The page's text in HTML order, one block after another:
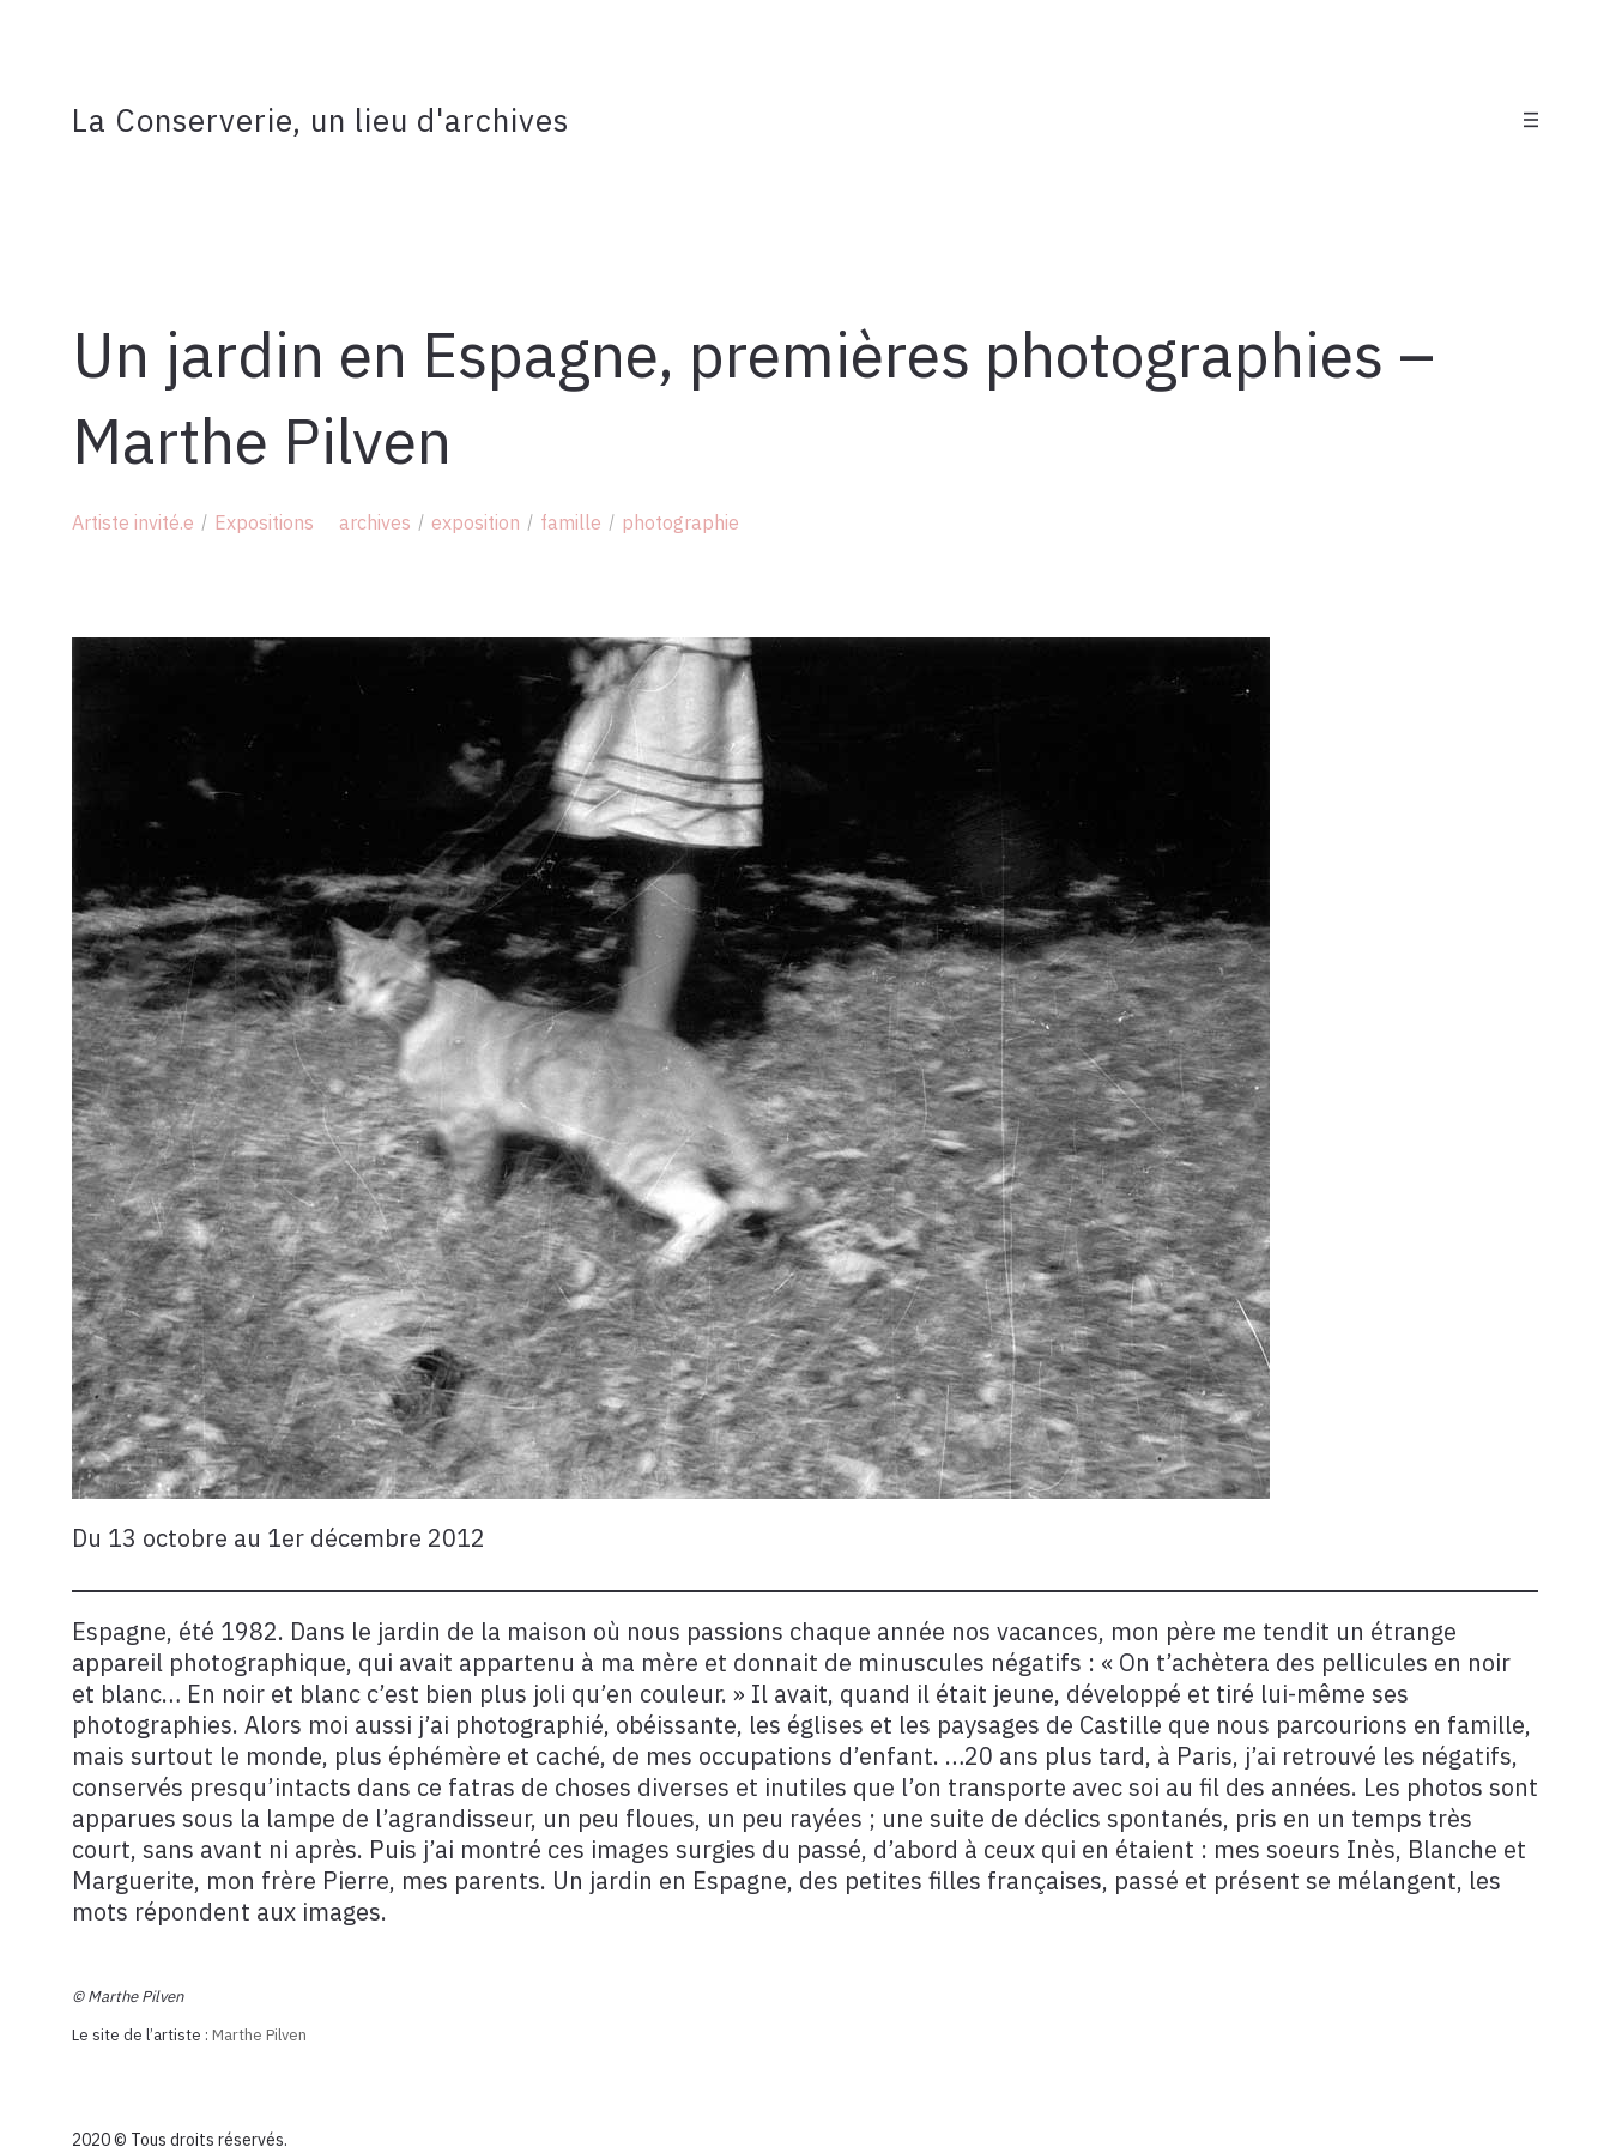
La Conserverie, un lieu d'archives
Un jardin en Espagne, premières photographies –
Marthe Pilven
Artiste invité.e Expositions archives exposition famille photographie
Du 13 octobre au 1er décembre 2012
Espagne, été 1982. Dans le jardin de la maison où nous passions chaque année nos vacances, mon père me tendit un étrange
appareil photographique, qui avait appartenu à ma mère et donnait de minuscules négatifs : « On t’achètera des pellicules en noir
et blanc… En noir et blanc c’est bien plus joli qu’en couleur. » Il avait, quand il était jeune, développé et tiré lui-même ses
photographies. Alors moi aussi j’ai photographié, obéissante, les églises et les paysages de Castille que nous parcourions en famille,
mais surtout le monde, plus éphémère et caché, de mes occupations d’enfant. …20 ans plus tard, à Paris, j’ai retrouvé les négatifs,
conservés presqu’intacts dans ce fatras de choses diverses et inutiles que l’on transporte avec soi au fil des années. Les photos sont
apparues sous la lampe de l’agrandisseur, un peu floues, un peu rayées ; une suite de déclics spontanés, pris en un temps très
court, sans avant ni après. Puis j’ai montré ces images surgies du passé, d’abord à ceux qui en étaient : mes soeurs Inès, Blanche et
Marguerite, mon frère Pierre, mes parents. Un jardin en Espagne, des petites filles françaises, passé et présent se mélangent, les
mots répondent aux images.
© Marthe Pilven
Le site de l’artiste : Marthe Pilven
2020 © Tous droits réservés.